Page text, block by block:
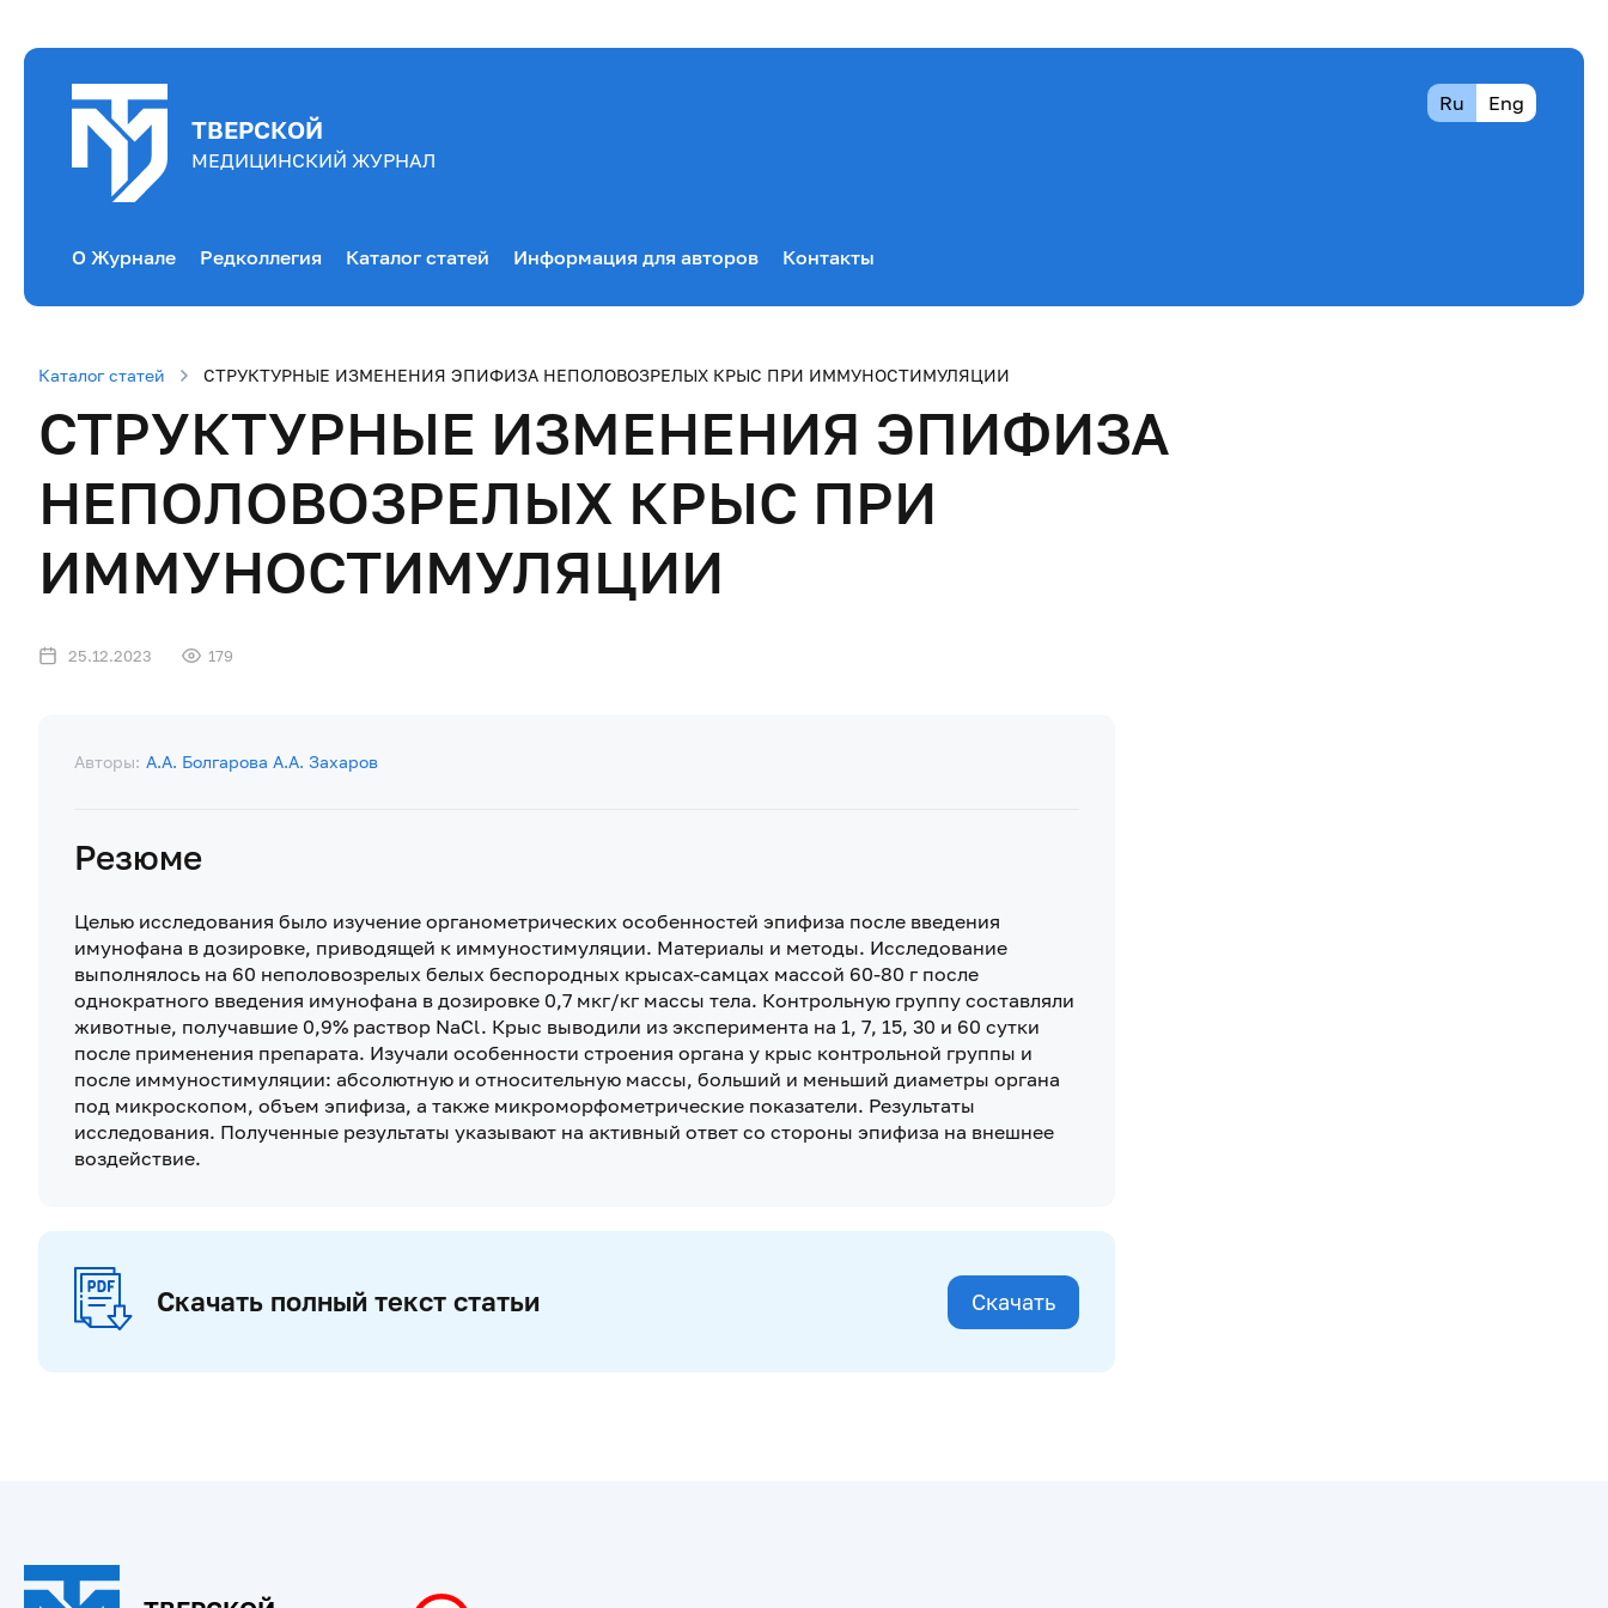
ТВЕРСКОЙ
МЕДИЦИНСКИЙ ЖУРНАЛ
Ru Eng
О Журнале Редколлегия Каталог статей Информация для авторов Контакты
Каталог статей СТРУКТУРНЫЕ ИЗМЕНЕНИЯ ЭПИФИЗА НЕПОЛОВОЗРЕЛЫХ КРЫС ПРИ ИММУНОСТИМУЛЯЦИИ
СТРУКТУРНЫЕ ИЗМЕНЕНИЯ ЭПИФИЗА
НЕПОЛОВОЗРЕЛЫХ КРЫС ПРИ
ИММУНОСТИМУЛЯЦИИ
25.12.2023 179
Авторы: А.А. Болгарова А.А. Захаров
Резюме
Целью исследования было изучение органометрических особенностей эпифиза после введения
имунофана в дозировке, приводящей к иммуностимуляции. Материалы и методы. Исследование
выполнялось на 60 неполовозрелых белых беспородных крысах-самцах массой 60-80 г после
однократного введения имунофана в дозировке 0,7 мкг/кг массы тела. Контрольную группу составляли
животные, получавшие 0,9% раствор NaCl. Крыс выводили из эксперимента на 1, 7, 15, 30 и 60 сутки
после применения препарата. Изучали особенности строения органа у крыс контрольной группы и
после иммуностимуляции: абсолютную и относительную массы, больший и меньший диаметры органа
под микроскопом, объем эпифиза, а также микроморфометрические показатели. Результаты
исследования. Полученные результаты указывают на активный ответ со стороны эпифиза на внешнее
воздействие.
Скачать полный текст статьи Скачать